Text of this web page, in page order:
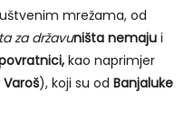
mrežama, od
za državuništa nemaju i
kao naprimjer
), koji su od Banjaluke